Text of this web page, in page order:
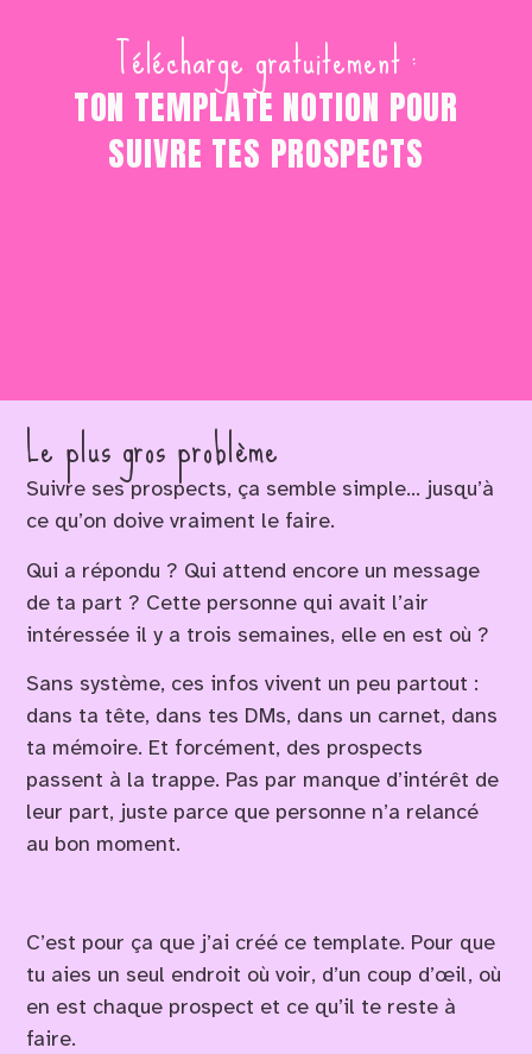
Télécharge gratuitement :
TON TEMPLATE NOTION POUR
SUIVRE TES PROSPECTS
Le plus gros problème
Suivre ses prospects, ça semble simple… jusqu’à
ce qu’on doive vraiment le faire.
Qui a répondu ? Qui attend encore un message
de ta part ? Cette personne qui avait l’air
intéressée il y a trois semaines, elle en est où ?
Sans système, ces infos vivent un peu partout :
dans ta tête, dans tes DMs, dans un carnet, dans
ta mémoire. Et forcément, des prospects
passent à la trappe. Pas par manque d’intérêt de
leur part, juste parce que personne n’a relancé
au bon moment.
C’est pour ça que j’ai créé ce template. Pour que
tu aies un seul endroit où voir, d’un coup d’œil, où
en est chaque prospect et ce qu’il te reste à
faire.